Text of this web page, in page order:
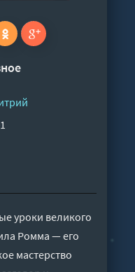
уроки великого
Ромма — его
мастерство